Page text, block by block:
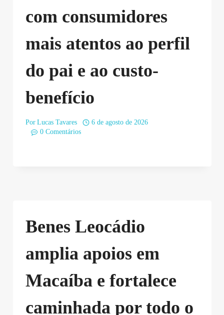
com consumidores
mais atentos ao perfil
do pai e ao custo-
benefício
Por Lucas Tavares
6 de agosto de 2026
0 Comentários
Benes Leocádio
amplia apoios em
Macaíba e fortalece
caminhada por todo o